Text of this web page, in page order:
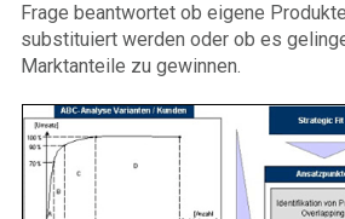
Frage beantwortet ob eigene
substituiert werden oder ob es
Marktanteile zu gewinnen.